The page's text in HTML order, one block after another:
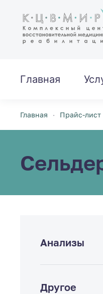
Перейти к
Главная
Главная Прайс-лист
Анализы
Другое